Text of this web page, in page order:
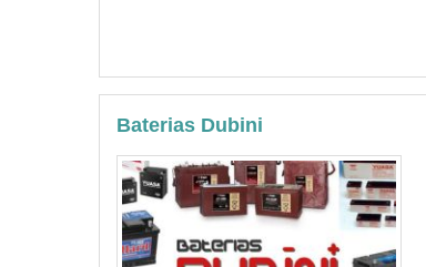
Baterias Dubini